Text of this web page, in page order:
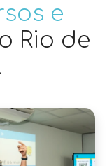
e
Rio de